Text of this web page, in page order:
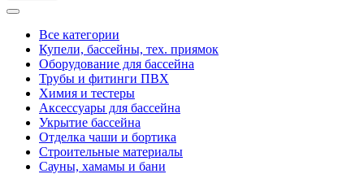
Все категории
Купели, бассейны, тех. приямок
Оборудование для бассейна
Трубы и фитинги ПВХ
Химия и тестеры
Аксессуары для бассейна
Укрытие бассейна
Отделка чаши и бортика
Строительные материалы
Сауны, хамамы и бани